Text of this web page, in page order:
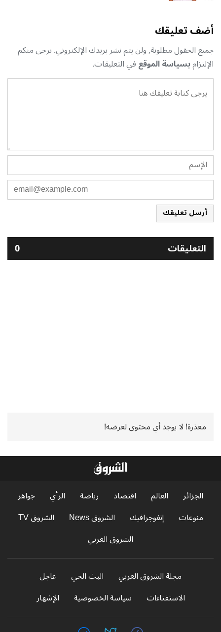
أضف تعليقك
جميع الحقول مطلوبة, ولن يتم نشر بريدك الإلكتروني. يرجى منكم
الإلتزامبسياسة الموقعفي التعليقات.
أرسل تعليقك
التعليقات 0
معذرة! لا يوجد أي محتوى لعرضه!
الجزائر العالم اقتصاد رياضة الرأي
جواهر
منوعات
إنفوجرافيك الشروق News
الشروق TV
الشروق العربي
مجلة الشروق العربي البث الحي
عاجل
الاستفتاءات
سياسة الخصوصية الإشهار